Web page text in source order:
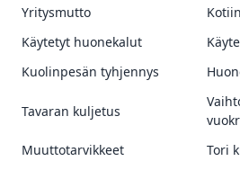
Yritysmutto
Käytetyt huonekalut
Kuolinpesän tyhjennys
Tavaran kuljetus
Muuttotarvikkeet
Tori